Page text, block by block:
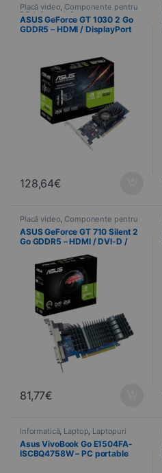
Placă video, Componente pentru
PC,Informatică
ASUS GeForce GT 1030 2 Go
GDDR5 – HDMI / DisplayPort
128,64€
Placă video, Componente pentru
PC, Informatică
ASUS GeForce GT 710 Silent 2
Go GDDR5 – HDMI / DVI-D /
81,77€
Informatică, Laptop, Laptopuri
Asus VivoBook Go E1504FA-
ISCBQ4758W – PC portable